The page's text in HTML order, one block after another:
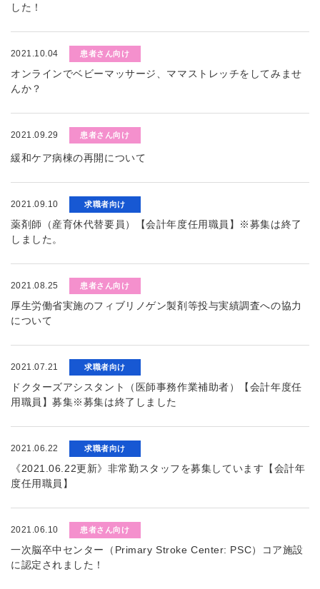
した！
2021.10.04 患者さん向け
オンラインでベビーマッサージ、ママストレッチをしてみませ
んか？
2021.09.29 患者さん向け
緩和ケア病棟の再開について
2021.09.10 求職者向け
薬剤師（産育休代替要員）【会計年度任用職員】※募集は終了
しました。
2021.08.25 患者さん向け
厚生労働省実施のフィブリノゲン製剤等投与実績調査への協力
について
2021.07.21 求職者向け
ドクターズアシスタント（医師事務作業補助者）【会計年度任
用職員】募集※募集は終了しました
2021.06.22 求職者向け
《2021.06.22更新》非常勤スタッフを募集しています【会計年
度任用職員】
2021.06.10 患者さん向け
一次脳卒中センター（Primary Stroke Center: PSC）コア施設
に認定されました！